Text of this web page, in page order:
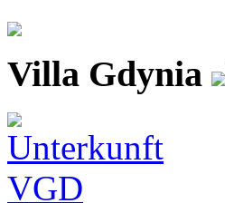
Villa Gdynia